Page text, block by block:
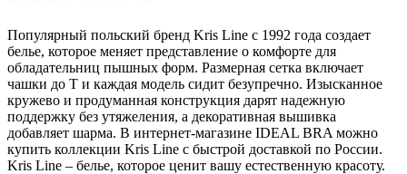
Популярный польский бренд Kris Line с 1992 года создает
белье, которое меняет представление о комфорте для
обладательниц пышных форм. Размерная сетка включает
чашки до T и каждая модель сидит безупречно. Изысканное
кружево и продуманная конструкция дарят надежную
поддержку без утяжеления, а декоративная вышивка
добавляет шарма. В интернет-магазине IDEAL BRA можно
купить коллекции Kris Line с быстрой доставкой по России.
Kris Line – белье, которое ценит вашу естественную красоту.